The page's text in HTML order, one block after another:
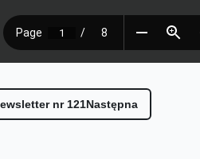
nr 121Następna